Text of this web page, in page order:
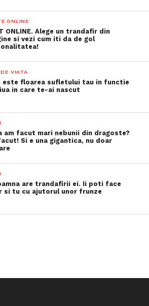
ONLINE
ONLINE. Alege un trandafir din
si vezi cum iti da de gol
VIATA
este floarea sufletului tau in functie
in care te-ai nascut
am facut mari nebunii din dragoste?
Si e una gigantica, nu doar
are trandafirii ei. Ii poti face
si tu cu ajutorul unor frunze